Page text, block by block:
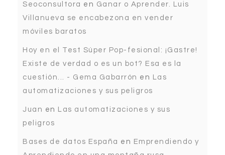
Seoconsultora en Ganar o Aprender. Luis
Villanueva se encabezona en vender
móviles baratos
Hoy en el Test Súper Pop-fesional: ¡Gastre!
Existe de verdad o es un bot? Esa es la
cuestión... - Gema Gabarrón en Las
automatizaciones y sus peligros
Juan en Las automatizaciones y sus
peligros
Bases de datos España en Emprendiendo y